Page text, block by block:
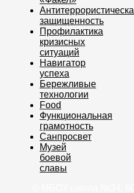
защищенность
Профилактика
кризисных
ситуаций
Навигатор
успеха
Бережливые
технологии
Food
Функциональная
грамотность
Санпросвет
Музей
боевой
славы